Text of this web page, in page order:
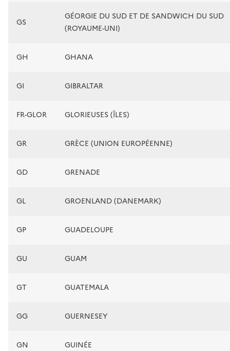
GS
GÉORGIE DU SUD ET DE SANDWICH DU SUD
(ROYAUME-UNI)
GH GHANA
GI GIBRALTAR
FR-GLOR GLORIEUSES (ÎLES)
GR GRÈCE (UNION EUROPÉENNE)
GD GRENADE
GL GROENLAND (DANEMARK)
GP GUADELOUPE
GU GUAM
GT GUATEMALA
GG GUERNESEY
GN GUINÉE